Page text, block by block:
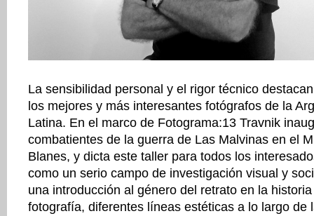
La sensibilidad personal y el rigor técnico
los mejores y más interesantes fotógrafos de la
Latina. En el marco de Fotograma:13 Travnik
combatientes de la guerra de Las Malvinas en el
Blanes, y dicta este taller para todos los
como un serio campo de investigación visual y
una introducción al género del retrato en la
fotografía, diferentes líneas estéticas a lo largo de